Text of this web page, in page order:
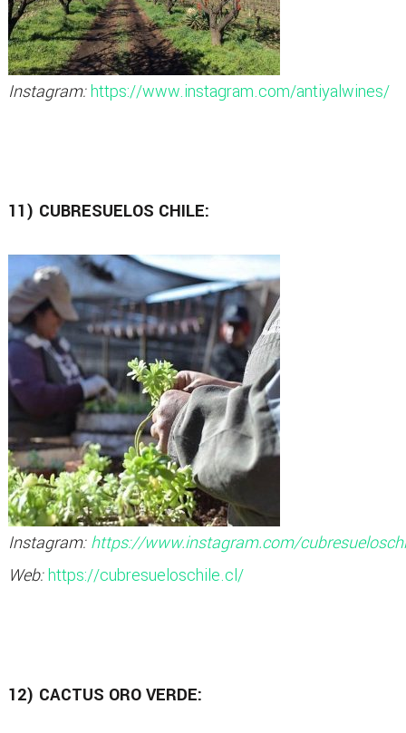
Instagram:https://www.instagram.com/antiyalwines/
11) CUBRESUELOS CHILE:
Instagram:https://www.instagram.com/
Web:https://cubresueloschile.cl/
12) CACTUS ORO VERDE: